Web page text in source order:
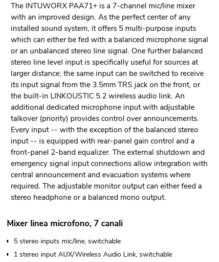
The INTUWORX PAA71+ is a 7-channel mic/line mixer
with an improved design. As the perfect center of any
installed sound system, it offers 5 multi-purpose inputs
which can either be fed with a balanced microphone signal
or an unbalanced stereo line signal. One further balanced
stereo line level input is specifically useful for sources at
larger distance; the same input can be switched to receive
its input signal from the 3.5mm TRS jack on the front, or
the built-in LINKOUSTIC 5.2 wireless audio link. An
additional dedicated microphone input with adjustable
talkover (priority) provides control over announcements.
Every input -- with the exception of the balanced stereo
input -- is equipped with rear-panel gain control and a
front-panel 2-band equalizer. The external shutdown and
emergency signal input connections allow integration with
central announcement and evacuation systems where
required. The adjustable monitor output can either feed a
stereo headphone or a balanced mono output.
Mixer linea microfono, 7 canali
5 stereo inputs mic/line, switchable
1 stereo input AUX/Wireless Audio Link, switchable